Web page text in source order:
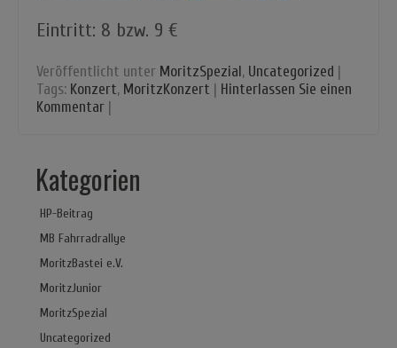
Eintritt: 8 bzw. 9 €
Veröffentlicht unter MoritzSpezial, Uncategorized |
Tags: Konzert, MoritzKonzert | Hinterlassen Sie einen
Kommentar |
Kategorien
HP-Beitrag
MB Fahrradrallye
MoritzBastei e.V.
MoritzJunior
MoritzSpezial
Uncategorized